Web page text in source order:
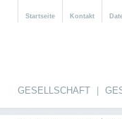
Startseite Kontakt
GESELLSCHAFT